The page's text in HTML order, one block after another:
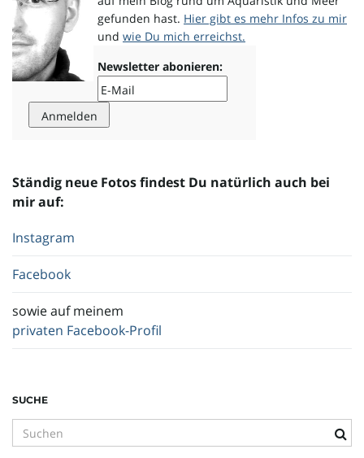
gefunden hast. Hier gibt es mehr Infos zu mir
und wie Du mich erreichst.
Newsletter abonieren:
Ständig neue Fotos findest Du natürlich auch bei
mir auf:
Instagram
Facebook
sowie auf meinem
privaten Facebook-Profil
SUCHE
u